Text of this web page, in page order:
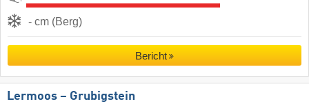
- cm (Berg)
Bericht
Lermoos – Grubigstein